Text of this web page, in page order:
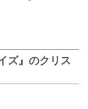
ズ』のクリス